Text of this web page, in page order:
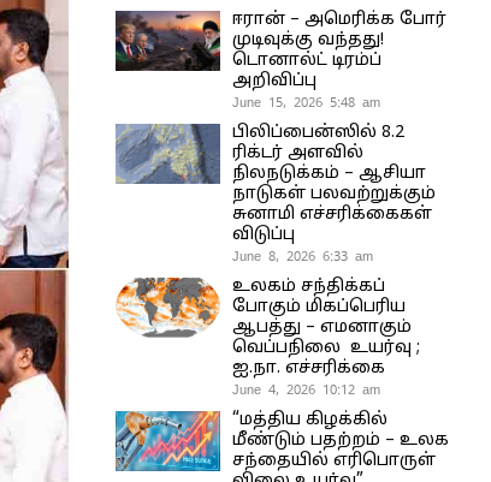
ஈரான் – அமெரிக்க போர்
முடிவுக்கு வந்தது!
டொனால்ட் டிரம்ப்
அறிவிப்பு
June 15, 2026 5:48 am
பிலிப்பைன்ஸில் 8.2
ரிக்டர் அளவில்
நிலநடுக்கம் – ஆசியா
நாடுகள் பலவற்றுக்கும்
சுனாமி எச்சரிக்கைகள்
விடுப்பு
June 8, 2026 6:33 am
உலகம் சந்திக்கப்
போகும் மிகப்பெரிய
ஆபத்து – எமனாகும்
வெப்பநிலை உயர்வு ;
ஐ.நா. எச்சரிக்கை
June 4, 2026 10:12 am
“மத்திய கிழக்கில்
மீண்டும் பதற்றம் – உலக
சந்தையில் எரிபொருள்